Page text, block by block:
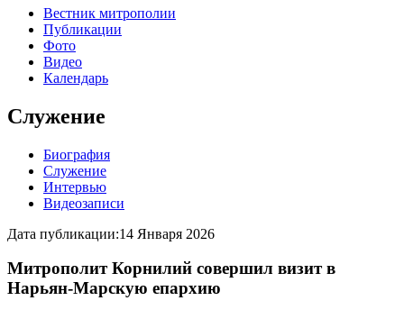
Вестник митрополии
Публикации
Фото
Видео
Календарь
Служение
Биография
Служение
Интервью
Видеозаписи
Дата публикации:14 Января 2026
Митрополит Корнилий совершил визит в
Нарьян-Марскую епархию